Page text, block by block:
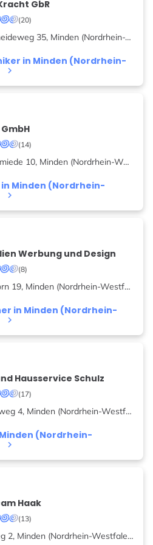
GbR
(20)
in Minden (Nordrhein-
keyboard_arrow_right
35, Minden (Nordrhein-Westfalen)
(14)
in Minden (Nordrhein-
keyboard_arrow_right
10, Minden (Nordrhein-Westfalen)
Werbung und Design
(8)
in Minden (Nordrhein-
keyboard_arrow_right
19, Minden (Nordrhein-Westfalen)
Hausservice Schulz
(17)
(Nordrhein-
keyboard_arrow_right
4, Minden (Nordrhein-Westfalen)
Haak
(13)
2, Minden (Nordrhein-Westfalen)